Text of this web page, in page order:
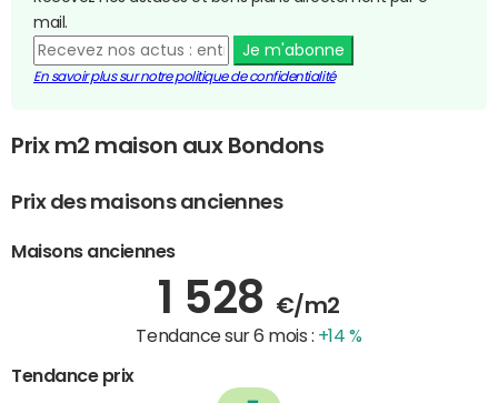
mail.
Je m'abonne
En savoir plus sur notre politique de confidentialité
Prix m2 maison aux Bondons
Prix des maisons anciennes
Maisons anciennes
1 528 €/m2
Tendance sur 6 mois : +14 %
Tendance prix